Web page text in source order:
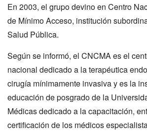
En 2003, el grupo devino en Centro
de Mínimo Acceso, institución
Salud Pública.
Según se informó, el CNCMA es el
nacional dedicado a la terapéutica
cirugía mínimamente invasiva y es la
educación de posgrado de la
Médicas dedicado a la capacitación,
certificación de los médicos